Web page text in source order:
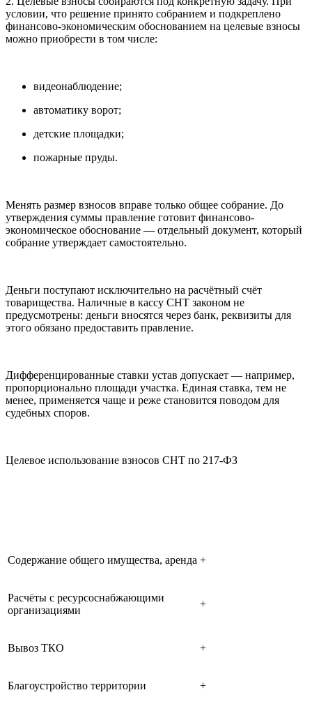
условии, что решение принято собранием и подкреплено
финансово-экономическим обоснованием на целевые взносы
можно приобрести в том числе:
видеонаблюдение;
автоматику ворот;
детские площадки;
пожарные пруды.
Менять размер взносов вправе только общее собрание. До
утверждения суммы правление готовит финансово-
экономическое обоснование — отдельный документ, который
собрание утверждает самостоятельно.
Деньги поступают исключительно на расчётный счёт
товарищества. Наличные в кассу СНТ законом не
предусмотрены: деньги вносятся через банк, реквизиты для
этого обязано предоставить правление.
Дифференцированные ставки устав допускает — например,
пропорционально площади участка. Единая ставка, тем не
менее, применяется чаще и реже становится поводом для
судебных споров.
Целевое использование взносов СНТ по 217-ФЗ
Содержание общего имущества, аренда +
Расчёты с ресурсоснабжающими
организациями
+
Вывоз ТКО +
Благоустройство территории +